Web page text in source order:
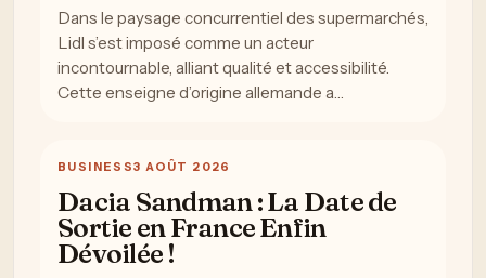
Dans le paysage concurrentiel des supermarchés,
Lidl s’est imposé comme un acteur
incontournable, alliant qualité et accessibilité.
Cette enseigne d’origine allemande a…
BUSINESS3 AOÛT 2026
Dacia Sandman : La Date de
Sortie en France Enfin
Dévoilée !